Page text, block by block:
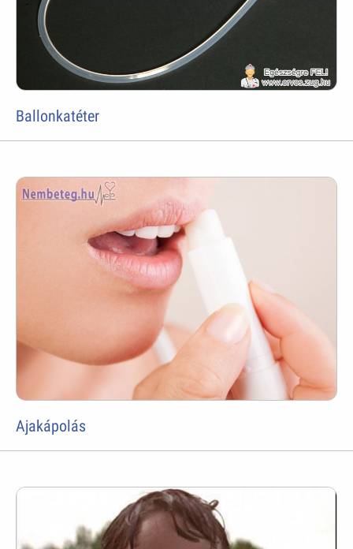
Ballonkatéter
Ajakápolás